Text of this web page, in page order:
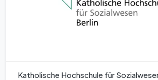
Katholische Hochschule für